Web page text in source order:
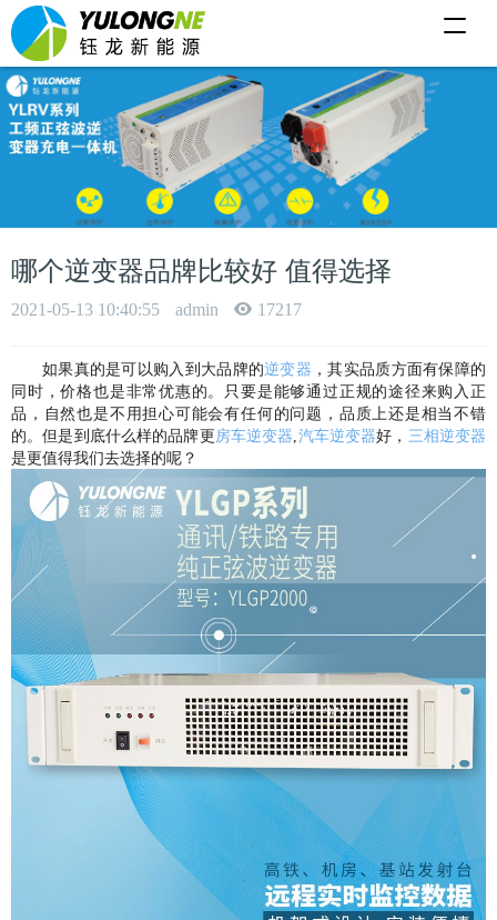
T
g
a
哪个逆变器品牌比较好 值得选择
2021-05-13 10:40:55 admin 17217
如果真的是可以购入到大品牌的逆变器 ，其实品质方面有保障的
同时 ，价格也是非常优惠的。 只要是能够通过正规的途径来购入正
品 ， 自然也是不用担心可能会有任何的问题 ， 品质上还是相当不错
的。但是到底什么样的品牌更房车逆变器,汽车逆变器好 ， 三相逆变器
是更值得我们去选择的呢 ？